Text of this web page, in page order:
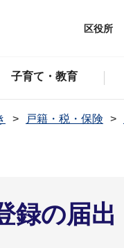
区役所
子育て・教育
戸籍・税・保険
録の届出